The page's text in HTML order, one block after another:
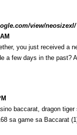
view/neosizexl/
you just received a
a few days in the past?
baccarat, dragon
sa game sa Baccarat